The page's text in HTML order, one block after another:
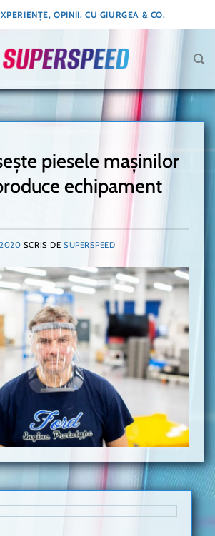
OPINII. CU GIURGEA & CO.
piesele mașinilor
echipament
SCRIS DE SUPERSPEED